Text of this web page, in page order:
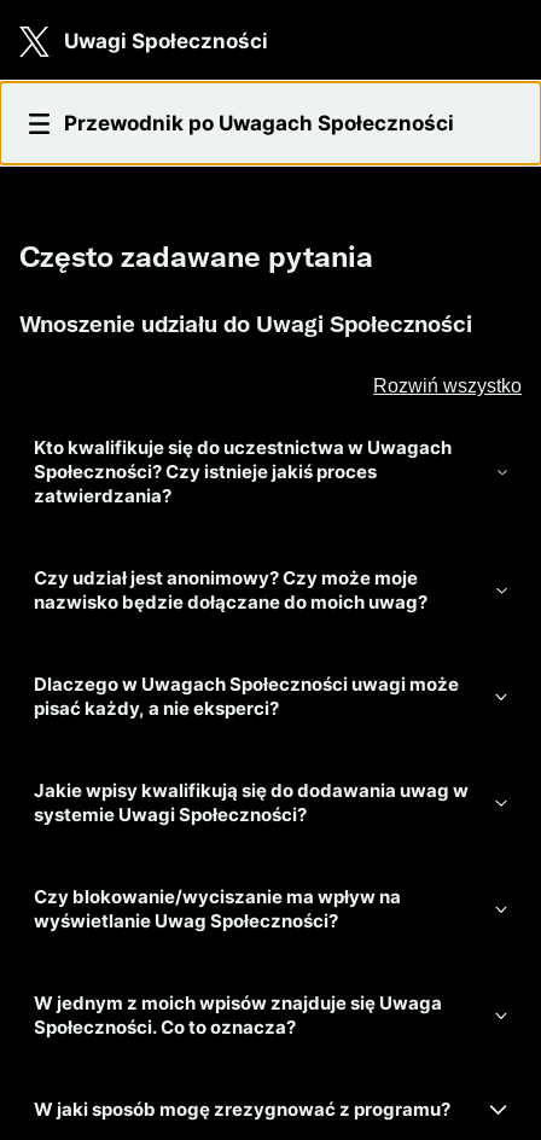
Uwagi Społeczności
Często zadawane pytania
Przewodnik po Uwagach Społeczności
Często zadawane pytania
Wnoszenie udziału do Uwagi Społeczności
Rozwiń wszystko
Kto kwalifikuje się do uczestnictwa w Uwagach
Społeczności? Czy istnieje jakiś proces
zatwierdzania?
Czy udział jest anonimowy? Czy może moje
nazwisko będzie dołączane do moich uwag?
Dlaczego w Uwagach Społeczności uwagi może
pisać każdy, a nie eksperci?
Jakie wpisy kwalifikują się do dodawania uwag w
systemie Uwagi Społeczności?
Czy blokowanie/wyciszanie ma wpływ na
wyświetlanie Uwag Społeczności?
W jednym z moich wpisów znajduje się Uwaga
Społeczności. Co to oznacza?
W jaki sposób mogę zrezygnować z programu?